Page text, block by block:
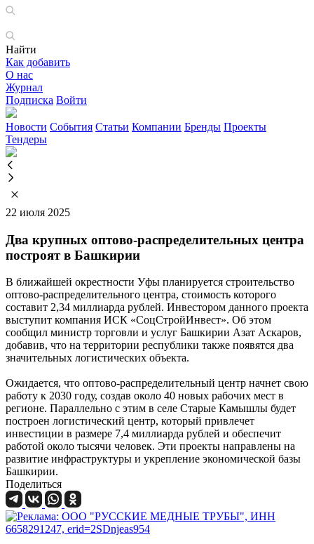
Найти
Как добавить
О нас
Журнал
Подписка Войти
Новости События Статьи Компании Бренды Проекты
Тендеры
22 июля 2025
Два крупных оптово-распределительных центра
построят в Башкирии
В ближайшей окрестности Уфы планируется строительство
оптово-распределительного центра, стоимость которого
составит 2,34 миллиарда рублей. Инвестором данного проекта
выступит компания ИСК «СоцСтройИнвест». Об этом
сообщил министр торговли и услуг Башкирии Азат Аскаров,
добавив, что на территории республики также появятся два
значительных логистических объекта.
Ожидается, что оптово-распределительный центр начнет свою
работу к 2030 году, создав около 40 новых рабочих мест в
регионе. Параллельно с этим в селе Старые Камышлы будет
построен логистический центр, который привлечет
инвестиции в размере 7,4 миллиарда рублей и обеспечит
работой около тысячи человек. Эти проекты направлены на
развитие инфраструктуры и укрепление экономической базы
Башкирии.
Поделиться